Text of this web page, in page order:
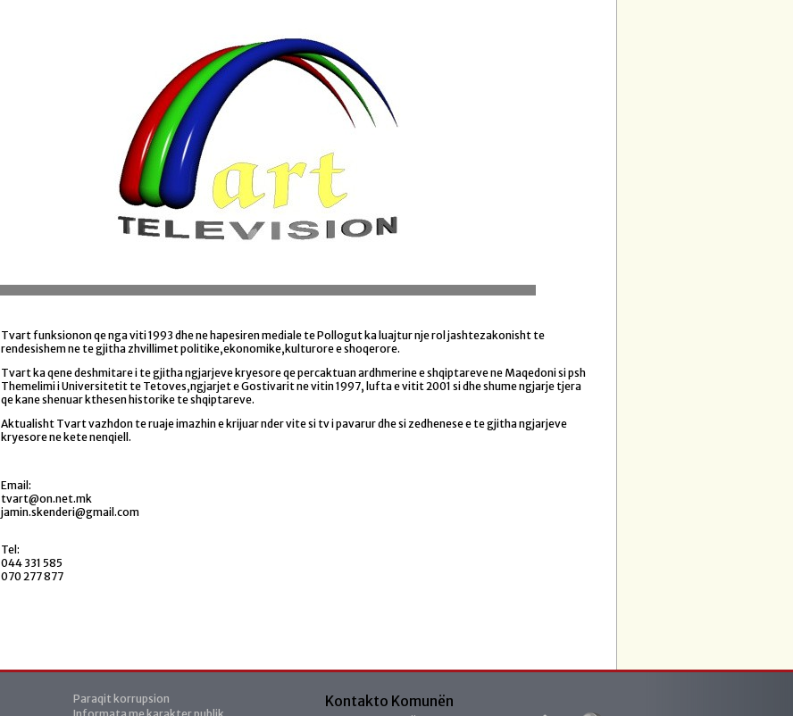
Tvart funksionon qe nga viti 1993 dhe ne hapesiren mediale te Pollogut ka luajtur nje rol jashtezakonisht te
rendesishem ne te gjitha zhvillimet politike,ekonomike,kulturore e shoqerore.
Tvart ka qene deshmitare i te gjitha ngjarjeve kryesore qe percaktuan ardhmerine e shqiptareve ne Maqedoni si psh
Themelimi i Universitetit te Tetoves,ngjarjet e Gostivarit ne vitin 1997, lufta e vitit 2001 si dhe shume ngjarje tjera
qe kane shenuar kthesen historike te shqiptareve.
Aktualisht Tvart vazhdon te ruaje imazhin e krijuar nder vite si tv i pavarur dhe si zedhenese e te gjitha ngjarjeve
kryesore ne kete nenqiell.
Email:
tvart@on.net.mk
jamin.skenderi@gmail.com
Tel:
044 331 585
070 277 877
Paraqit korrupsion
Kontakto Komunën